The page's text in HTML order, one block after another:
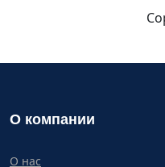
О компании
О нас